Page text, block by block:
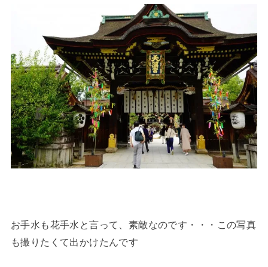
お手水も花手水と言って、素敵なのです・・・この写真
も撮りたくて出かけたんです